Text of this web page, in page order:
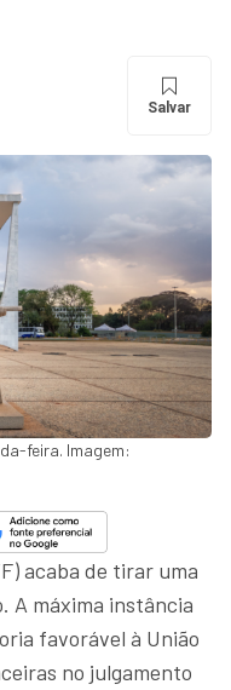
Salvar
feira. Imagem:
acaba de tirar uma
A máxima instância
favorável à União
no julgamento